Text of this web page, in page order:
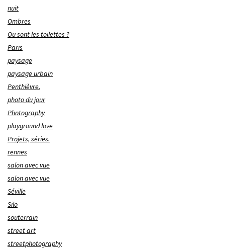
nuit
Ombres
Ou sont les toilettes ?
Paris
paysage
paysage urbain
Penthièvre.
photo du jour
Photography
playground love
Projets, séries.
rennes
salon avec vue
salon avec vue
Séville
Silo
souterrain
street art
streetphotography